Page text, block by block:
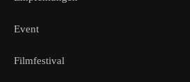
Event
Filmfestival